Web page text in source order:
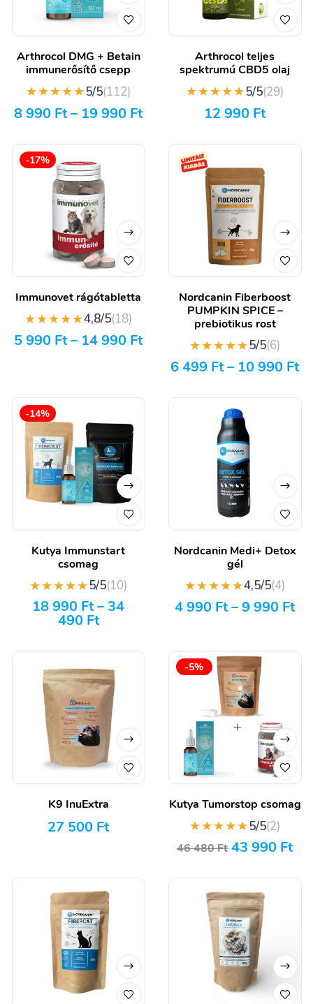
Arthrocol DMG + Betain
immunerősítő csepp
★★★★★5/5(112)
8 990 Ft– 19 990 Ft
Arthrocol teljes
spektrumú CBD5 olaj
★★★★★5/5(29)
12 990 Ft
-17%
Immunovet rágótabletta
★★★★★4,8/5(18)
5 990 Ft– 14 990 Ft
Nordcanin Fiberboost
PUMPKIN SPICE –
prebiotikus rost
★★★★★5/5(6)
6 499 Ft– 10 990 Ft
-14%
Kutya Immunstart
csomag
★★★★★5/5(10)
18 990 Ft–34
490 Ft
Nordcanin Medi+ Detox
gél
★★★★★4,5/5(4)
4 990 Ft–9 990 Ft
K9 InuExtra
27 500 Ft
-5%
Kutya Tumorstop csomag
★★★★★5/5(2)
46 480Ft 43 990 Ft